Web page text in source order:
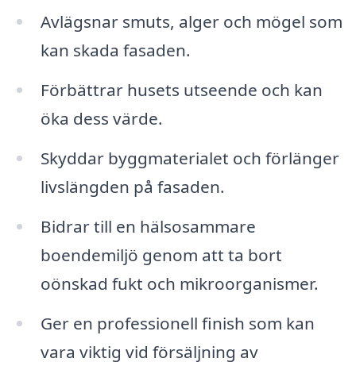
Avlägsnar smuts, alger och mögel som
kan skada fasaden.
Förbättrar husets utseende och kan
öka dess värde.
Skyddar byggmaterialet och förlänger
livslängden på fasaden.
Bidrar till en hälsosammare
boendemiljö genom att ta bort
oönskad fukt och mikroorganismer.
Ger en professionell finish som kan
vara viktig vid försäljning av